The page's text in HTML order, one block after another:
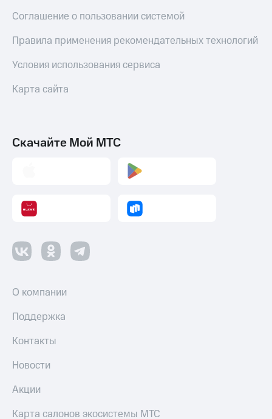
Соглашение о пользовании системой
Правила применения рекомендательных технологий
Условия использования сервиса
Карта сайта
Скачайте Мой МТС
О компании
Поддержка
Контакты
Новости
Акции
Карта салонов экосистемы МТС